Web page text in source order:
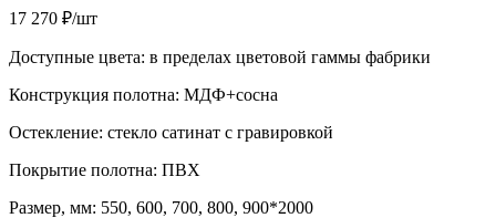
17 270 ₽/шт
Доступные цвета: в пределах цветовой гаммы фабрики
Конструкция полотна: МДФ+сосна
Остекление: стекло сатинат с гравировкой
Покрытие полотна: ПВХ
Размер, мм: 550, 600, 700, 800, 900*2000